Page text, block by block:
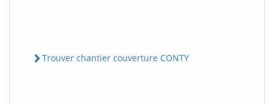
Trouver chantier couverture CONTY